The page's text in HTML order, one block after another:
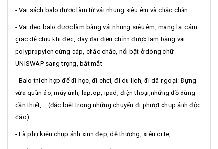
- Vai sách balo được làm từ vải nhung siêu êm và chắc chắn
- Vai đeo balo được làm bằng vải nhung siêu êm, mang lại cảm
giác dễ chịu khi đeo, dây đai điều chỉnh được làm bằng vải
polypropylen cứng cáp, chắc chắc, nổi bật ở dòng chữ
UNISWAP sang trọng, bắt mắt
- Balo thích hợp để đi học, đi chơi, đi du lịch, đi dã ngoại: Đựng
vừa quần áo, máy ảnh, laptop, ipad, điện thoại,những đồ dùng
cần thiết,... (đặc biệt trong những chuyến đi phượt chụp ảnh độc
đáo)
- Là phụ kiện chụp ảnh xinh đẹp, dễ thương, siêu cute,...